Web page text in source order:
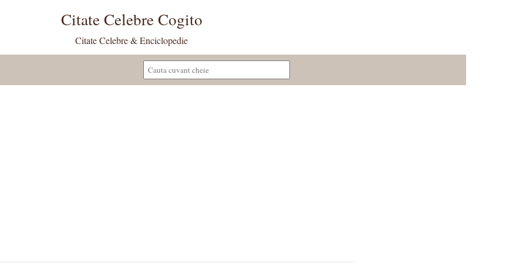
Citate Celebre Cogito
Citate Celebre & Enciclopedie